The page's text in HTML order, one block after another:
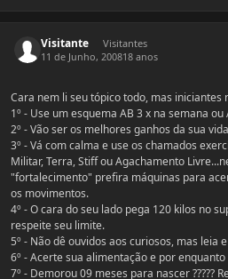
Visitante
Visitantes
11 de Junho, 200818 anos
Cara nem li seu tópico todo, mas iniciantes
1º - Use um esquema AB 3 x na semana ou
2º - Vão ser os melhores ganhos da sua
3º - Vá com calma e use os chamados
Militar, Terra, Stiff ou Agachamento
"fortalecimento" prefira máquinas para
os movimentos.
4º - O cara do seu lado pega 120 kilos no
respeite seu limite.
5º - Não dê ouvidos aos curiosos, mas leia
6º - Acerte sua alimentação e por
7º - Demorou 09 meses para nascer ?????